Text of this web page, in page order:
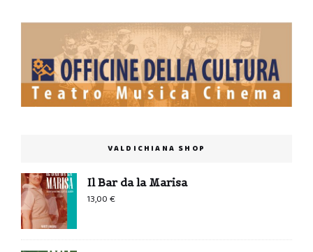
VALDICHIANA SHOP
Il Bar da la Marisa
13,00€